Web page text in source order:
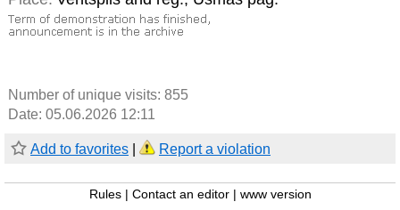
Number of unique visits: 855
Date: 05.06.2026 12:11
Add to favorites Report a violation
Rules Contact an editor www version